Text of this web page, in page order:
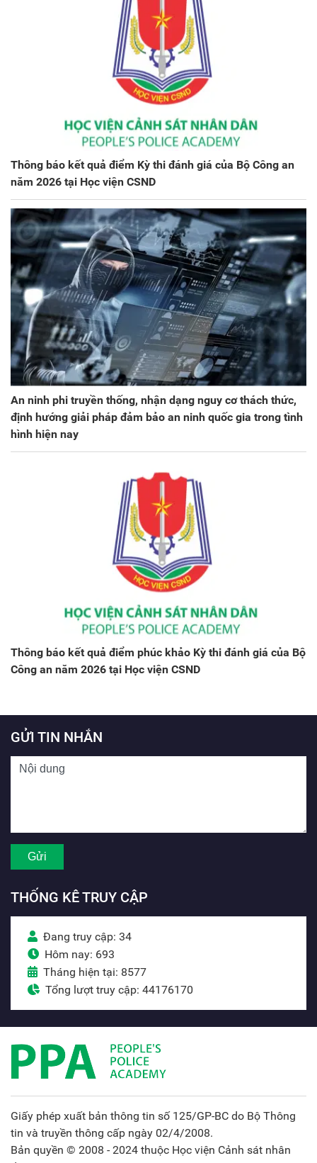
Thông báo kết quả điểm Kỳ thi đánh giá của Bộ Công an
năm 2026 tại Học viện CSND
An ninh phi truyền thống, nhận dạng nguy cơ thách thức,
định hướng giải pháp đảm bảo an ninh quốc gia trong tình
hình hiện nay
Thông báo kết quả điểm phúc khảo Kỳ thi đánh giá của Bộ
Công an năm 2026 tại Học viện CSND
GỬI TIN NHẮN
THỐNG KÊ TRUY CẬP
Đang truy cập: 34
Hôm nay: 693
Tháng hiện tại: 8577
Tổng lượt truy cập: 44176170
Giấy phép xuất bản thông tin số 125/GP-BC do Bộ Thông
tin và truyền thông cấp ngày 02/4/2008.
Bản quyền © 2008 - 2024 thuộc Học viện Cảnh sát nhân